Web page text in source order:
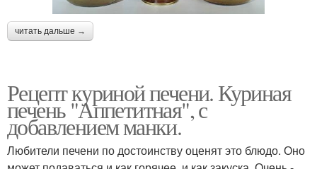
читать дальше →
Рецепт куриной печени. Куриная
печень "Аппетитная", с
добавлением манки.
Любители печени по достоинству оценят это блюдо. Оно